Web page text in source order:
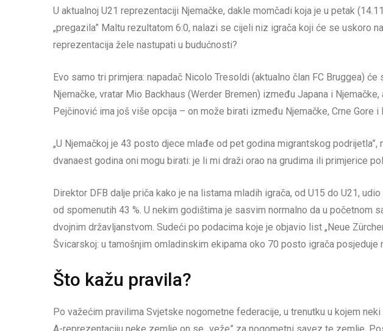
U aktualnoj U21 reprezentaciji Njemačke, dakle momčadi koja je u petak
„pregazila” Maltu rezultatom 6:0, nalazi se cijeli niz igrača koji će se uskoro
reprezentacija žele nastupati u budućnosti?
Evo samo tri primjera: napadač Nicolo Tresoldi (aktualno član FC Bruggea)
Njemačke, vratar Mio Backhaus (Werder Bremen) između Japana i
Pejčinović ima još više opcija – on može birati između Njemačke, Crne Gore i
„U Njemačkoj je 43 posto djece mlađe od pet godina migrantskog podrijetla”,
dvanaest godina oni mogu birati: je li mi draži orao na grudima ili primjerice
Direktor DFB dalje priča kako je na listama mladih igrača, od U15 do U21,
od spomenutih 43 %. U nekim godištima je sasvim normalno da u početnom
dvojnim državljanstvom. Sudeći po podacima koje je objavio list „Neue
Švicarskoj: u tamošnjim omladinskim ekipama oko 70 posto igrača posjeduje
Što kažu pravila?
Po važećim pravilima Svjetske nogometne federacije, u trenutku u kojem